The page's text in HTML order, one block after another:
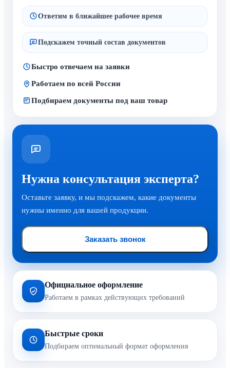
Ответим в ближайшее рабочее время
Подскажем точный состав документов
Быстро отвечаем на заявки
Работаем по всей России
Подбираем документы под ваш товар
Нужна консультация эксперта?
Оставьте заявку, и мы подскажем, какие документы
нужны именно для вашей продукции.
Заказать звонок
Официальное оформление
Работаем в рамках действующих требований
Быстрые сроки
Подбираем оптимальный формат оформления